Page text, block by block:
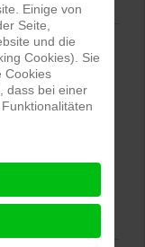
in
Einige von
Seite,
und die
Cookies). Sie
Cookies
dass bei einer